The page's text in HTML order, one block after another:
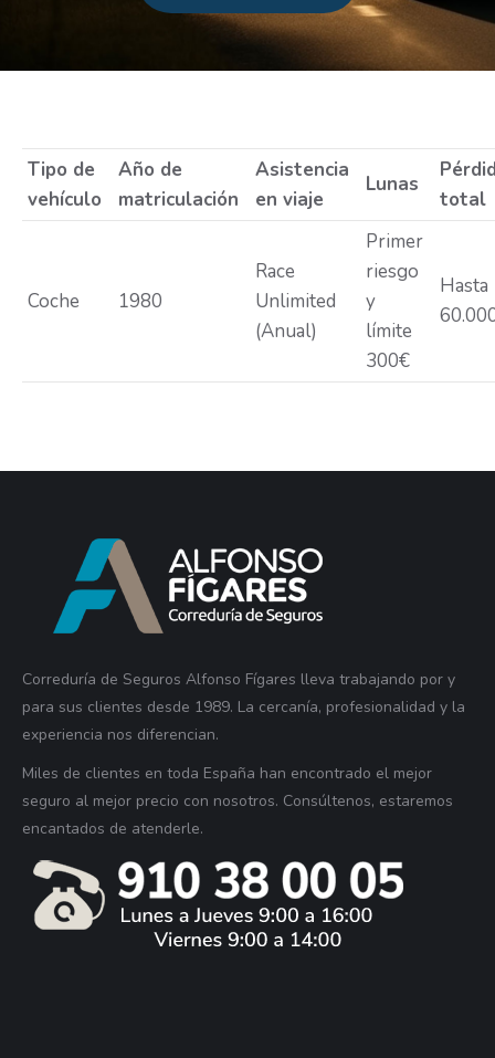
Estás aquí:
Tipo de
vehículo
Año de
matriculación
Asistencia
en viaje
Lunas
total
Coche 1980
Race
Unlimited
(Anual)
Primer
riesgo
y
límite
300€
Hasta
Correduría de Seguros Alfonso Fígares lleva trabajando por y
para sus clientes desde 1989. La cercanía, profesionalidad y la
experiencia nos diferencian.
Miles de clientes en toda España han encontrado el mejor
seguro al mejor precio con nosotros. Consúltenos, estaremos
encantados de atenderle.